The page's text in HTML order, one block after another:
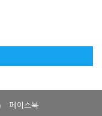
페이스북